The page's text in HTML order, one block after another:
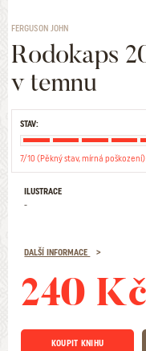
FERGUSON JOHN
Rodokaps
v temnu
STAV:
7/10 (Pěkný stav, mírná poškození)
ILUSTRACE
-
DALŠÍ INFORMACE
240 Kč
KOUPIT KNIHU